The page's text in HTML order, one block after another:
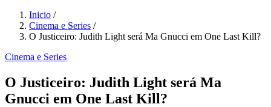
Inicio /
Cinema e Series /
O Justiceiro: Judith Light será Ma Gnucci em One Last Kill?
Cinema e Series
O Justiceiro: Judith Light será Ma
Gnucci em One Last Kill?